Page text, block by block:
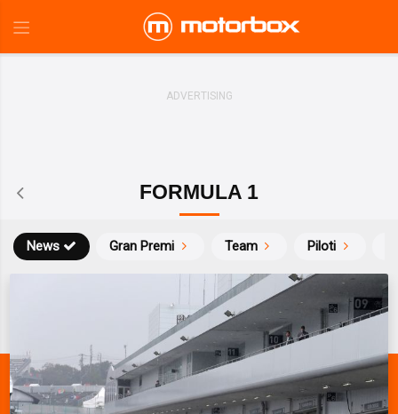
FORMULA 1
News Gran Premi Team Piloti